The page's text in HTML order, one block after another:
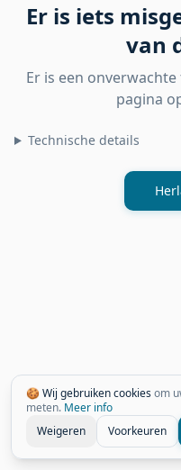
🍪 Wij gebruiken cookiesom
meten. Meer info
Weigeren
Voorkeuren
Er is iets
van
Er is een
pagina
Technische details